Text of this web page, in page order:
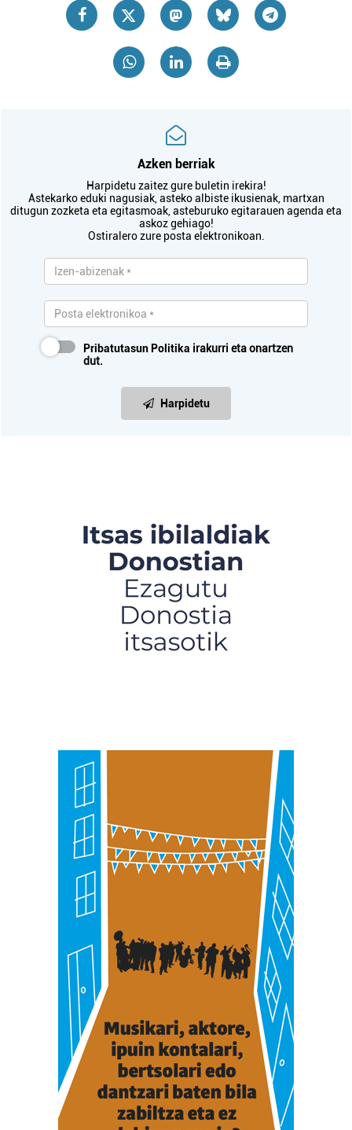
Azken berriak
Harpidetu zaitez gure buletin irekira!
Astekarko eduki nagusiak, asteko albiste ikusienak, martxan
ditugun zozketa eta egitasmoak, asteburuko egitarauen agenda eta
askoz gehiago!
Ostiralero zure posta elektronikoan.
Pribatutasun Politika irakurri eta onartzen
dut.
Harpidetu